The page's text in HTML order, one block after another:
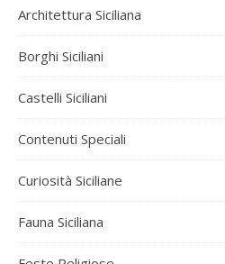
Architettura Siciliana
Borghi Siciliani
Castelli Siciliani
Contenuti Speciali
Curiosità Siciliane
Fauna Siciliana